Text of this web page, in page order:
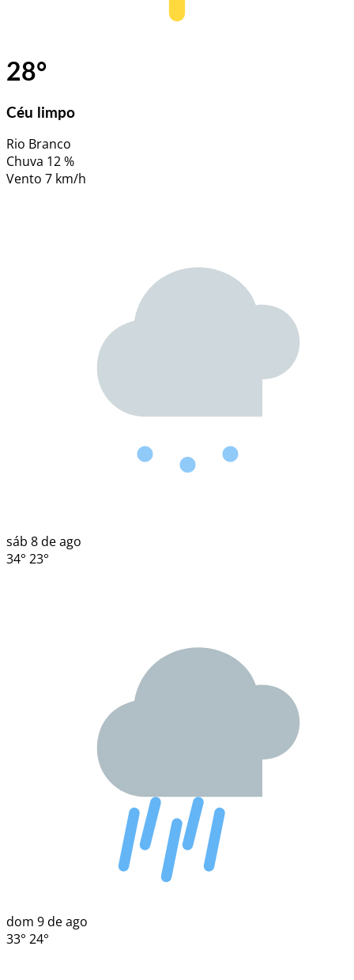
28°
Céu limpo
Rio Branco
Chuva 12 %
Vento 7 km/h
sáb 8 de ago
34° 23°
dom 9 de ago
33° 24°